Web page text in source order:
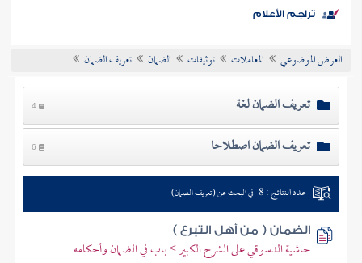
موضوعي
تراجم الأعلام
العرض الموضوعي المعاملات توثيقات الضمان تعريف الضمان
تعريف الضمان لغة 4
تعريف الضمان اصطلاحا 6
عدد النتائج : 8 في البحث عن (تعريف الضمان)
الضمان ( من أهل التبرع )
حاشية الدسوقي على الشرح الكبير > باب في الضمان وأحكامه